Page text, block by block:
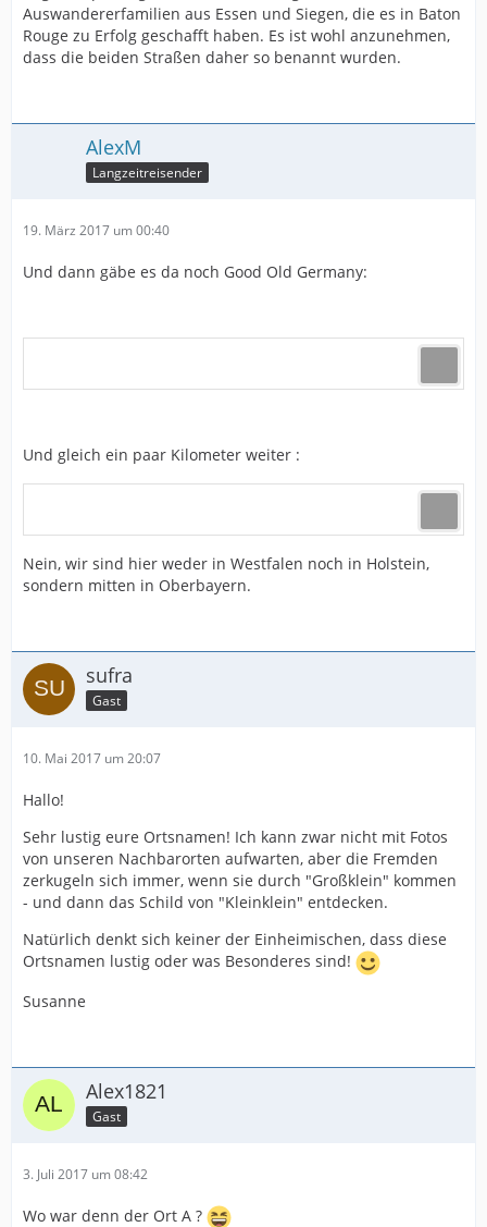
Auswandererfamilien aus Essen und Siegen, die es in Baton
Rouge zu Erfolg geschafft haben. Es ist wohl anzunehmen,
dass die beiden Straßen daher so benannt wurden.
AlexM
Langzeitreisender
19. März 2017 um 00:40
Und dann gäbe es da noch Good Old Germany:
Und gleich ein paar Kilometer weiter :
Nein, wir sind hier weder in Westfalen noch in Holstein,
sondern mitten in Oberbayern.
sufra
Gast
10. Mai 2017 um 20:07
Hallo!
Sehr lustig eure Ortsnamen! Ich kann zwar nicht mit Fotos
von unseren Nachbarorten aufwarten, aber die Fremden
zerkugeln sich immer, wenn sie durch "Großklein" kommen
- und dann das Schild von "Kleinklein" entdecken.
Natürlich denkt sich keiner der Einheimischen, dass diese
Ortsnamen lustig oder was Besonderes sind!
Susanne
Alex1821
Gast
3. Juli 2017 um 08:42
Wo war denn der Ort A ?